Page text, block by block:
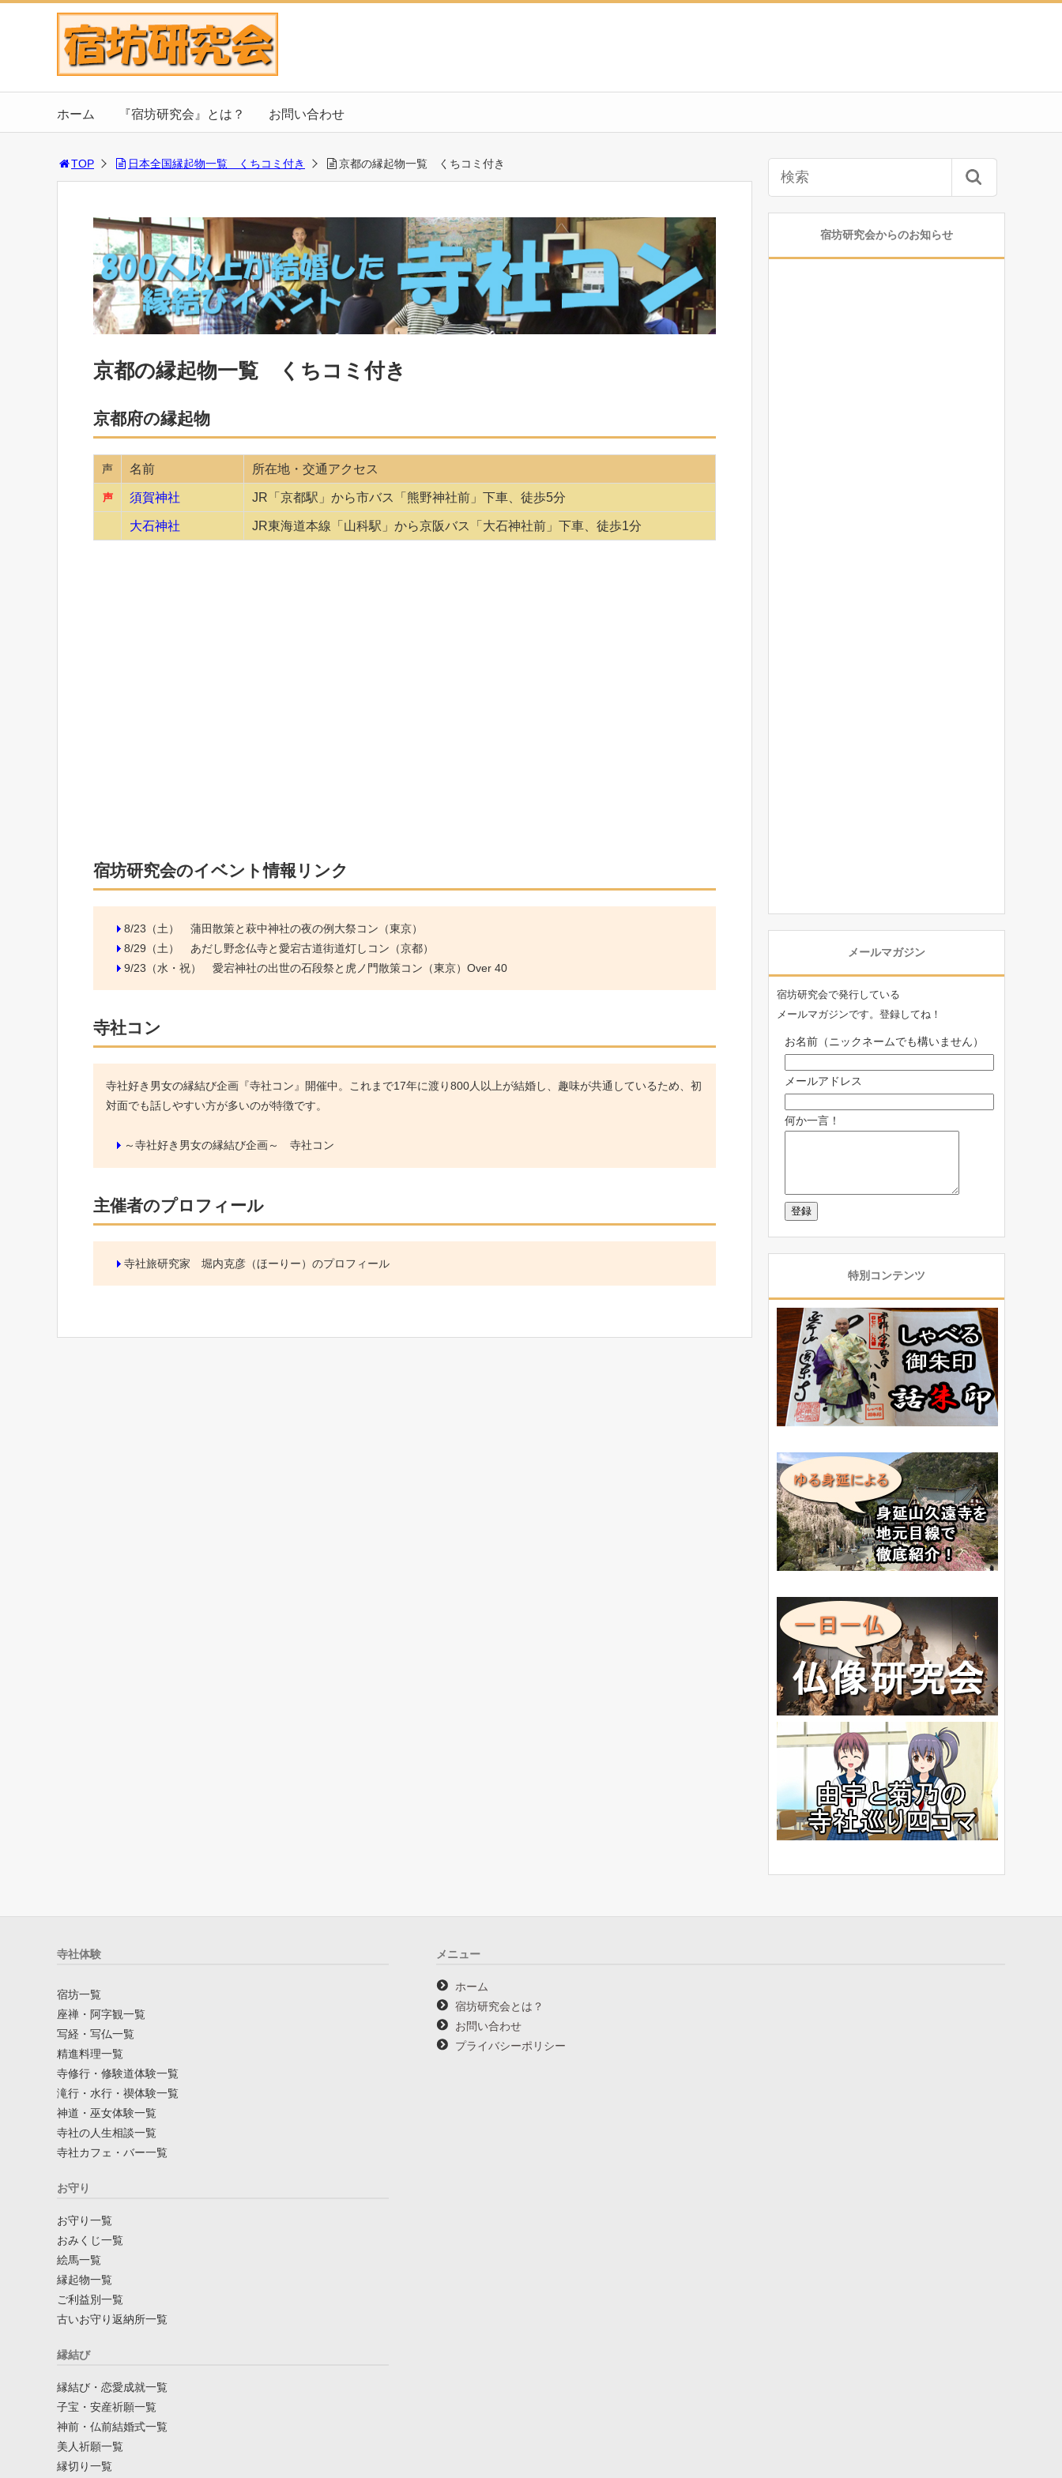
ホーム 『宿坊研究会』とは？ お問い合わせ
TOP 日本全国縁起物一覧 くちコミ付き 京都の縁起物一覧 くちコミ付き
京都の縁起物一覧 くちコミ付き
京都府の縁起物
声 名前 所在地・交通アクセス
声 須賀神社 JR「京都駅」から市バス「熊野神社前」下車、徒歩5分
大石神社 JR東海道本線「山科駅」から京阪バス「大石神社前」下車、徒歩1分
宿坊研究会のイベント情報リンク
8/23（土） 蒲田散策と萩中神社の夜の例大祭コン（東京）
8/29（土） あだし野念仏寺と愛宕古道街道灯しコン（京都）
9/23（水・祝） 愛宕神社の出世の石段祭と虎ノ門散策コン（東京）Over 40
寺社コン
寺社好き男女の縁結び企画『寺社コン』開催中。これまで17年に渡り800人以上が結婚し、趣味が共通しているため、初
対面でも話しやすい方が多いのが特徴です。
～寺社好き男女の縁結び企画～ 寺社コン
主催者のプロフィール
寺社旅研究家 堀内克彦（ほーりー）のプロフィール
宿坊研究会からのお知らせ
メールマガジン
宿坊研究会で発行している
メールマガジンです。登録してね！
お名前（ニックネームでも構いません）
メールアドレス
何か一言！
特別コンテンツ
寺社体験
宿坊一覧
座禅・阿字観一覧
写経・写仏一覧
精進料理一覧
寺修行・修験道体験一覧
滝行・水行・禊体験一覧
神道・巫女体験一覧
寺社の人生相談一覧
寺社カフェ・バー一覧
お守り
お守り一覧
おみくじ一覧
絵馬一覧
縁起物一覧
ご利益別一覧
古いお守り返納所一覧
縁結び
縁結び・恋愛成就一覧
子宝・安産祈願一覧
神前・仏前結婚式一覧
美人祈願一覧
縁切り一覧
メニュー
ホーム
宿坊研究会とは？
お問い合わせ
プライバシーポリシー